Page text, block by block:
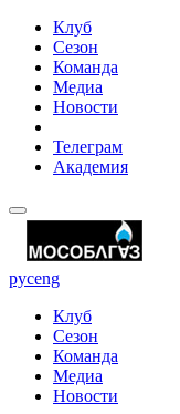
Клуб
Сезон
Команда
Медиа
Новости
Телеграм
Академия
русeng
Клуб
Сезон
Команда
Медиа
Новости